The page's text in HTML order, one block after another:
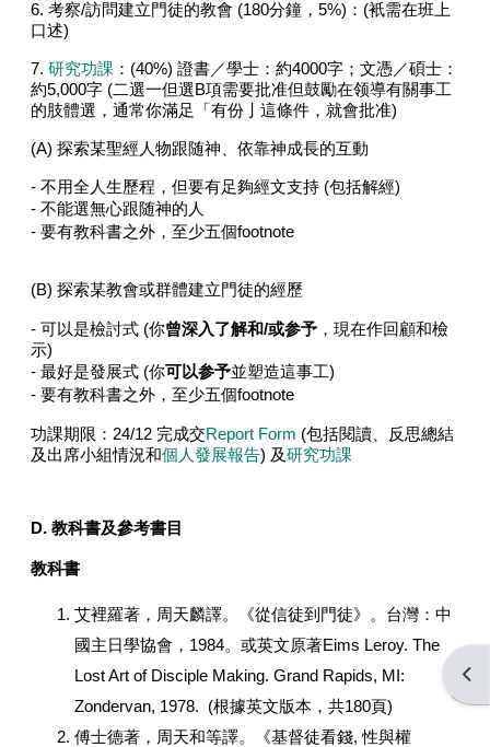
6. 考察/訪問建立門徒的教會 (180分鐘， 5%) ： (衹需在班上
口述)
7. 研究功課 ： (40%) 證書／學士：約4000字；文憑／碩士：
約5,000字 (二選一但選B項需要批准但鼓勵在领導有關事工
的肢體選，通常你滿足「有份亅這條件，就會批准)
(A) 探索某聖經人物跟随神、依靠神成長的互動
- 不用全人生歷程，但要有足夠經文支持 (包括解經)
- 不能選無心跟随神的人
- 要有教科書之外，至少五個footnote
(B) 探索某教會或群體建立門徒的經歷
- 可以是檢討式 (你曾深入了解和/或参予 ，現在作回顧和檢
示)
- 最好是發展式 (你可以参予並塑造這事工)
- 要有教科書之外，至少五個footnote
功課期限： 24/12 完成交Report Form (包括閱讀、反思總結
及出席小組情況和個人發展報告) 及研究功課
D. 教科書及參考書目
教科書
艾裡羅著，周天麟譯。《從信徒到門徒》。台灣：中
國主日學協會，1984。或英文原著Eims Leroy. The
Lost Art of Disciple Making. Grand Rapids, MI:
Zondervan, 1978. (根據英文版本，共180頁)
傅士德著，周天和等譯。《基督徒看錢, 性與權